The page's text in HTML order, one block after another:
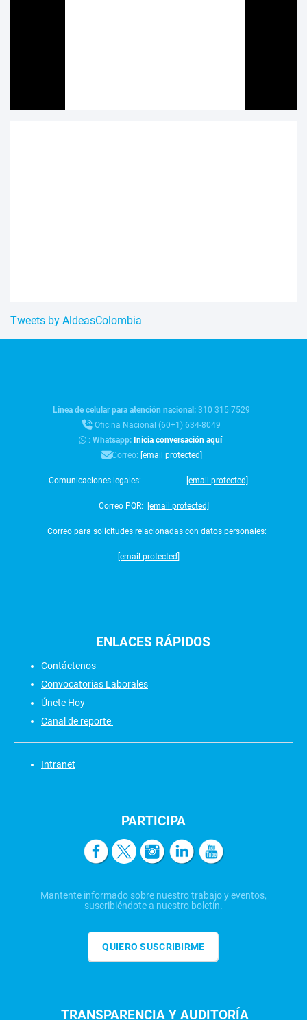
Tweets by AldeasColombia
Línea de celular para atención nacional:310 315 7529
Oficina Nacional (60+1) 634-8049
:Whatsapp:Inicia conversación aquí
Correo: [email protected]
Comunicaciones legales: [email protected]
Correo PQR: [email protected]
Correo para solicitudes relacionadas con datos personales:
[email protected]
ENLACES RÁPIDOS
Contáctenos
Convocatorias Laborales
Únete Hoy
Canal de reporte
Intranet
PARTICIPA
Mantente informado sobre nuestro trabajo y eventos,
suscribiéndote a nuestro boletín.
QUIERO SUSCRIBIRME
TRANSPARENCIA Y AUDITORÍA